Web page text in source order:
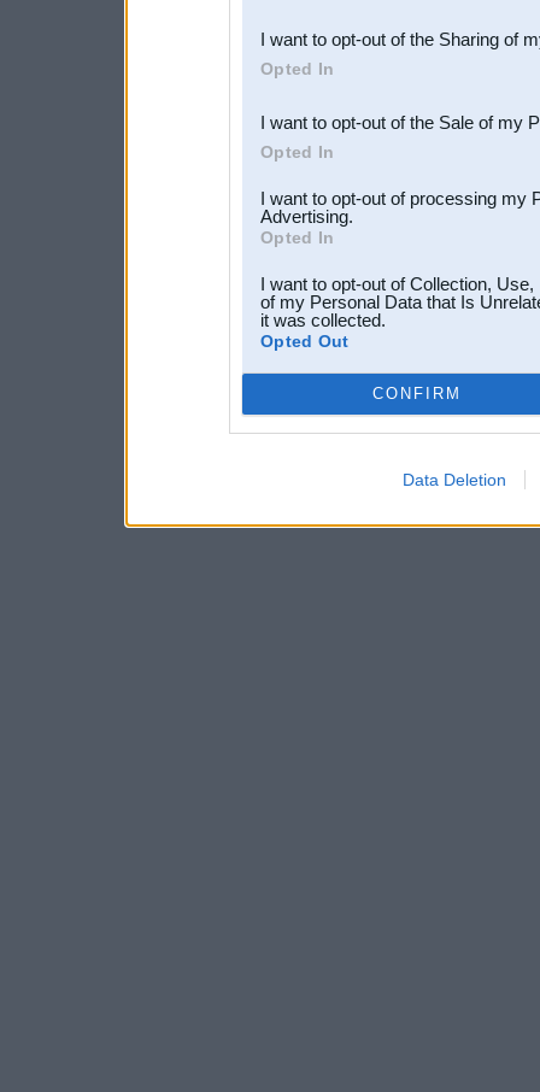
Downstream Participants
third parties.
I want to opt-out of the Sharing of
Opted In
I want to opt-out of the Sale of my
Opted In
I want to opt-out of processing my
Advertising.
Opted In
I want to opt-out of Collection,
of my Personal Data that Is
it was collected.
Opted Out
CONFIRM
Data Deletion